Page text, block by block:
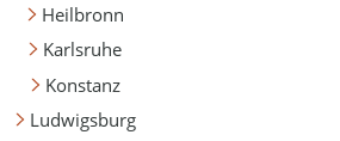
Heilbronn
Karlsruhe
Konstanz
Ludwigsburg